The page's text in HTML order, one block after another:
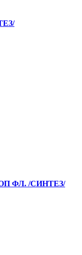
ФЛ. /СИНТЕЗ/